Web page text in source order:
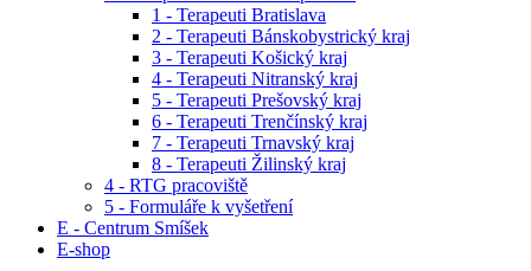
1 - Terapeuti Bratislava
2 - Terapeuti Bánskobystrický kraj
3 - Terapeuti Košický kraj
4 - Terapeuti Nitranský kraj
5 - Terapeuti Prešovský kraj
6 - Terapeuti Trenčínský kraj
7 - Terapeuti Trnavský kraj
8 - Terapeuti Žilinský kraj
4 - RTG pracoviště
5 - Formuláře k vyšetření
E - Centrum Smíšek
E-shop